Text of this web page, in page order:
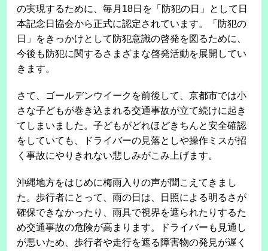
の実現するために、毎月18日を「防犯の日」として日
本記念日協会から正式に認定されています。「防犯の
日」をきっかけとして防犯意識の啓発を図るために、
今後も防犯に関するさまざまな啓発活動を展開してい
きます。
さて、ゴールデンウイークを前後して、京都市では小
さな子どもが巻き込まれる交通事故が立て続けに起き
てしまいました。子どもがどれほどきちんと安全確認
をしていても、ドライバーの見落としや操作ミスが招
く事故にやりきれない悲しみがこみ上げます。
沖縄地方をはじめに梅雨入りの声が聞こえてきまし
た。歩行者にとって、雨の日は、日照による明るさが
確保できなかったり、雨具で視界を遮られたりするた
め交通事故の危険が高まります。ドライバーも見通し
が悪いため、歩行者や走行を遮る障害物の発見が遅く